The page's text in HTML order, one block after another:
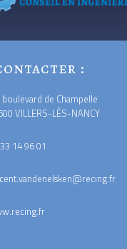
:
de Champelle
VILLERS-LÈS-NANCY
14 96 01